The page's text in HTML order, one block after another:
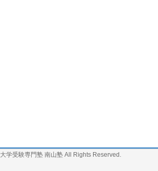
大学受験専門塾 南山塾All Rights Reserved.